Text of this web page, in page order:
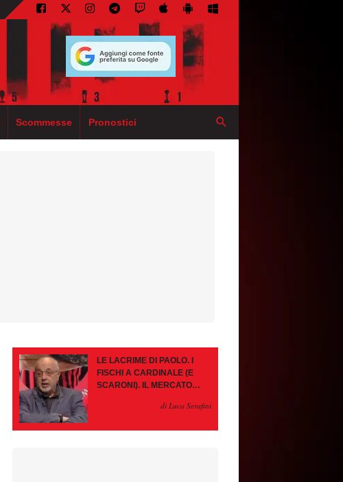
Scommesse Pronostici
LE LACRIME DI PAOLO. I
FISCHI A CARDINALE (E
SCARONI). IL MERCATO
PAZIENZA, SE RESTA È
di Luca Serafini